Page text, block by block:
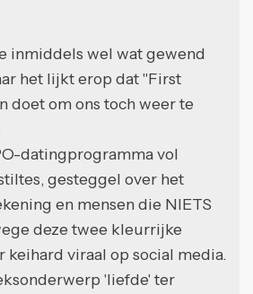
inmiddels wel wat gewend
het lijkt erop dat "First
doet om ons toch weer te
datingprogramma vol
gesteggel over het
en mensen die NIETS
deze twee kleurrijke
keihard viraal op social media.
'liefde' ter